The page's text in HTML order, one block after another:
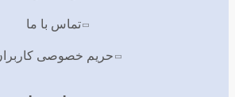
تماس با ما
حریم خصوصی کاربران